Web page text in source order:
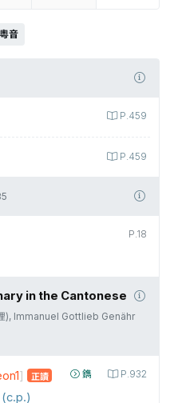
音
P.459
P.459
P.18
in the Cantonese
), Immanuel Gottlieb Genähr
鐫 P.932
] 正讀
(c.p.)